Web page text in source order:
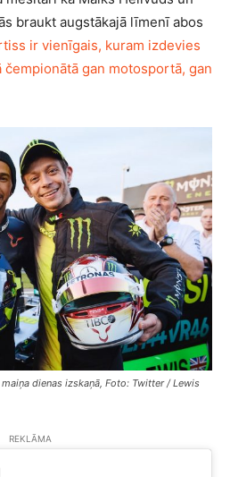
braukt augstākajā līmenī abos
ir vienīgais, kuram izdevies
gan motosportā, gan
dienas izskaņā, Foto: Twitter / Lewis
REKLĀMA